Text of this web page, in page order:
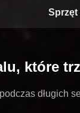
Sprzęt
które
długich